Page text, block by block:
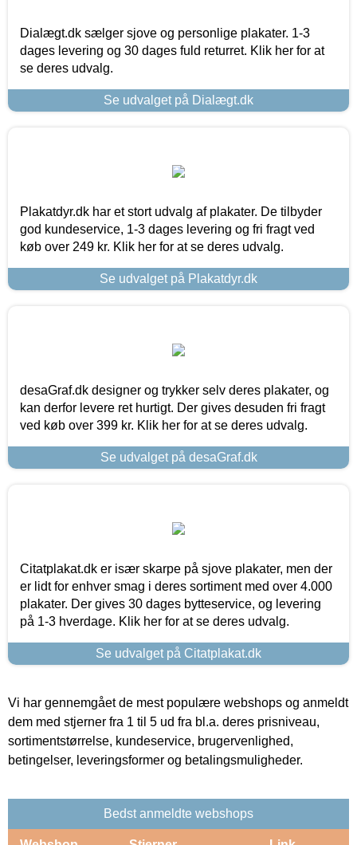
Dialægt.dk sælger sjove og personlige plakater. 1-3
dages levering og 30 dages fuld returret. Klik her for at
se deres udvalg.
Se udvalget på Dialægt.dk
Plakatdyr.dk har et stort udvalg af plakater. De tilbyder
god kundeservice, 1-3 dages levering og fri fragt ved
køb over 249 kr. Klik her for at se deres udvalg.
Se udvalget på Plakatdyr.dk
desaGraf.dk designer og trykker selv deres plakater, og
kan derfor levere ret hurtigt. Der gives desuden fri fragt
ved køb over 399 kr. Klik her for at se deres udvalg.
Se udvalget på desaGraf.dk
Citatplakat.dk er især skarpe på sjove plakater, men der
er lidt for enhver smag i deres sortiment med over 4.000
plakater. Der gives 30 dages bytteservice, og levering
på 1-3 hverdage. Klik her for at se deres udvalg.
Se udvalget på Citatplakat.dk
Vi har gennemgået de mest populære webshops og anmeldt
dem med stjerner fra 1 til 5 ud fra bl.a. deres prisniveau,
sortimentstørrelse, kundeservice, brugervenlighed,
betingelser, leveringsformer og betalingsmuligheder.
Bedst anmeldte webshops